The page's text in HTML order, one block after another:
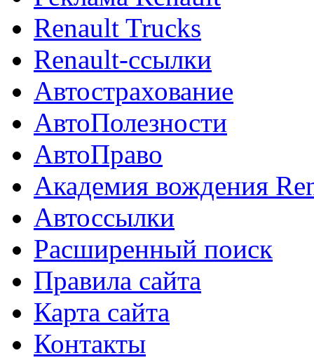
Renault Trucks
Renault-ссылки
Автострахование
АвтоПолезности
АвтоПраво
Академия вождения
Автоссылки
Расширенный поиск
Правила сайта
Карта сайта
Контакты